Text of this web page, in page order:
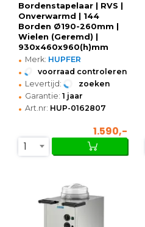
Bordenstapelaar | RVS |
Onverwarmd | 144
Borden Ø190-260mm |
Wielen (Geremd) |
930x460x960(h)mm
• Merk: HUPFER
• voorraad controleren
• Levertijd: zoeken
• Garantie: 1 jaar
• Art.nr: HUP-0162807
1.590,-
1